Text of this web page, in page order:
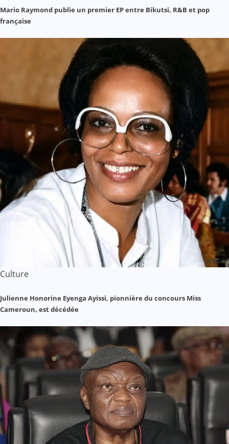
Mario Raymond publie un premier EP entre Bikutsi, R&B et pop
française
Culture
Julienne Honorine Eyenga Ayissi, pionnière du concours Miss
Cameroun, est décédée